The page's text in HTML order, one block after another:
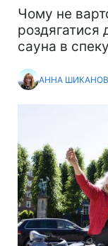
Чому не
роздягатися
сауна в спеку
АННА